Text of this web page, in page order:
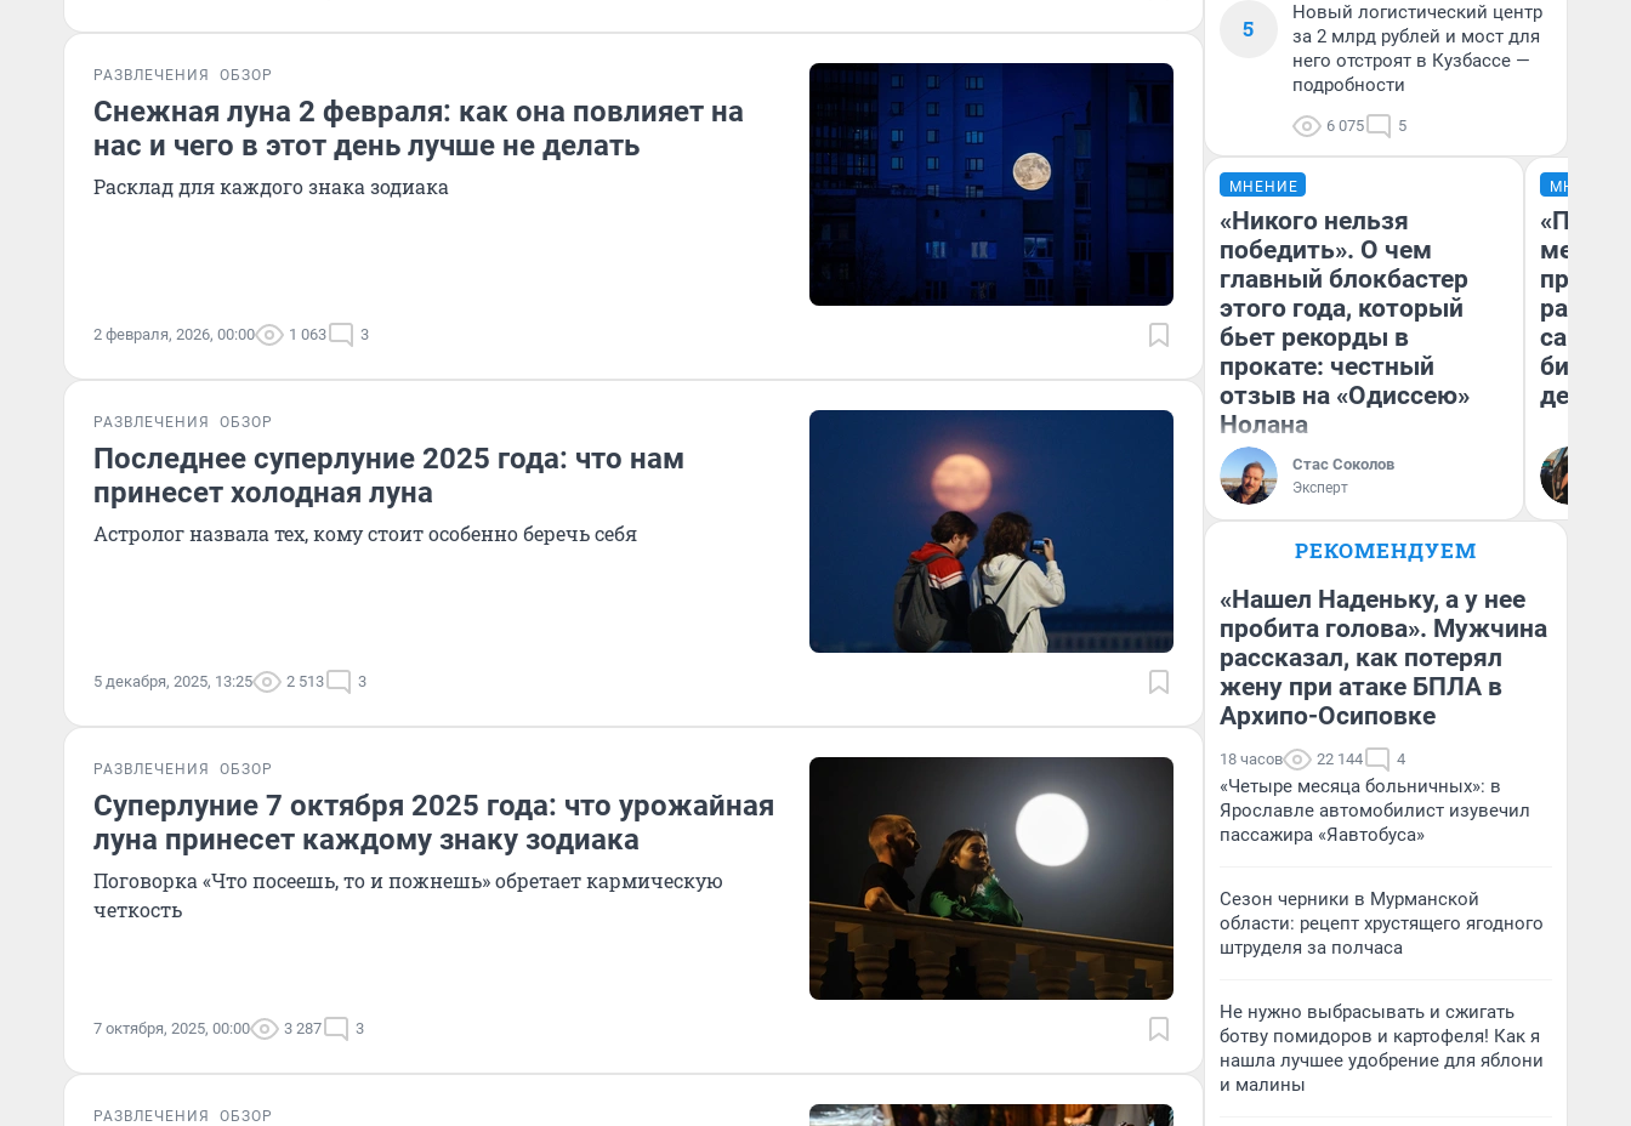
РАЗВЛЕЧЕНИЯ ОБЗОР
Снежная луна 2 февраля: как она повлияет на
нас и чего в этот день лучше не делать
Расклад для каждого знака зодиака
2 февраля, 2026, 00:00 1 063 3
РАЗВЛЕЧЕНИЯ ОБЗОР
Последнее суперлуние 2025 года: что нам
принесет холодная луна
Астролог назвала тех, кому стоит особенно беречь себя
5 декабря, 2025, 13:25 2 513 3
РАЗВЛЕЧЕНИЯ ОБЗОР
Суперлуние 7 октября 2025 года: что урожайная
луна принесет каждому знаку зодиака
Поговорка «Что посеешь, то и пожнешь» обретает кармическую
четкость
7 октября, 2025, 00:00 3 287 3
РАЗВЛЕЧЕНИЯ ОБЗОР
5
Новый логистический центр
за 2 млрд рублей и мост для
него отстроят в Кузбассе —
подробности
6 075 5
МНЕНИЕ
«Никого нельзя
победить». О чем
главный блокбастер
этого года, который
бьет рекорды в
прокате: честный
отзыв на «Одиссею»
Нолана
Стас Соколов
Эксперт
МНЕНИЕ
самом
РЕКОМЕНДУЕМ
«Нашел Наденьку, а у нее
пробита голова». Мужчина
рассказал, как потерял
жену при атаке БПЛА в
Архипо-Осиповке
18 часов 22 144 4
«Четыре месяца больничных»: в
Ярославле автомобилист изувечил
пассажира «Яавтобуса»
Сезон черники в Мурманской
области: рецепт хрустящего ягодного
штруделя за полчаса
Не нужно выбрасывать и сжигать
ботву помидоров и картофеля! Как я
нашла лучшее удобрение для яблони
и малины